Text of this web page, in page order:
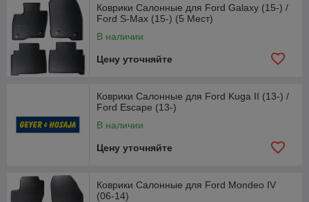
Коврики Салонные для Ford Galaxy (15-) /
Ford S-Max (15-) (5 Мест)
В наличии
Цену уточняйте
Коврики Салонные для Ford Kuga II (13-) /
Ford Escape (13-)
В наличии
Цену уточняйте
Коврики Салонные для Ford Mondeo IV
(06-14)